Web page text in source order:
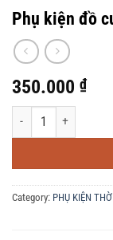
Phụ kiện đồ
350.000 ₫
Phụ kiện đồ cưới -
Category: PHỤ KIỆN